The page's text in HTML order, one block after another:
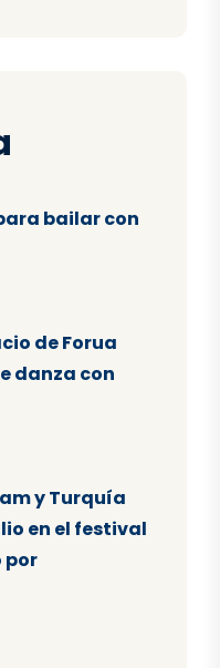
bailar con
de Forua
danza con
y Turquía
en el festival
por